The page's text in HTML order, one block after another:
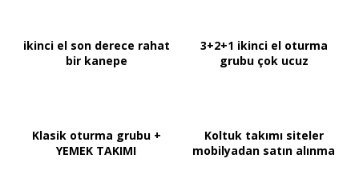
ikinci el son derece rahat
bir kanepe
3+2+1 ikinci el oturma
grubu çok ucuz
Klasik oturma grubu +
YEMEK TAKIMI
Koltuk takımı siteler
mobilyadan satın alınma